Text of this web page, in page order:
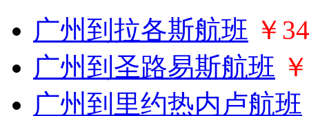
广州到拉各斯航班 ￥
广州到圣路易斯航班
广州到里约热内卢航班